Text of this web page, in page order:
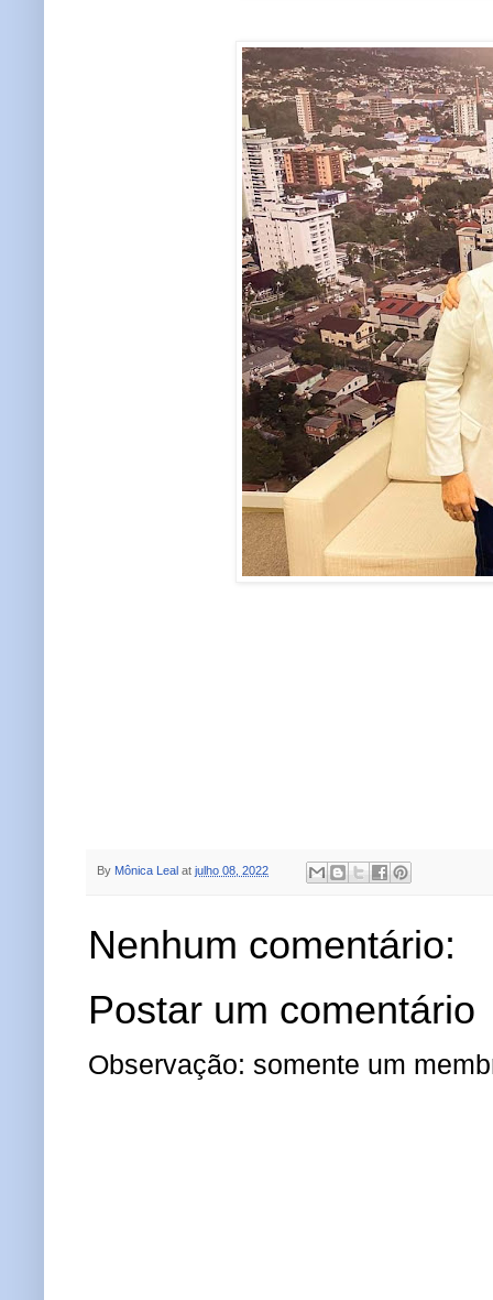
By Mônica Leal at julho 08, 2022
Nenhum comentário:
Postar um comentário
Observação: somente um